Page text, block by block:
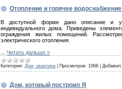
Отопление и горячее
В доступной форме дано описание и
индивидуального дома. Приведены
ограждения жилых помещений.
электрического отопления.
Читать дальше »
Категория: Дом, квартира Просмотров: 1068 Добавил:
Дом, который построил Я